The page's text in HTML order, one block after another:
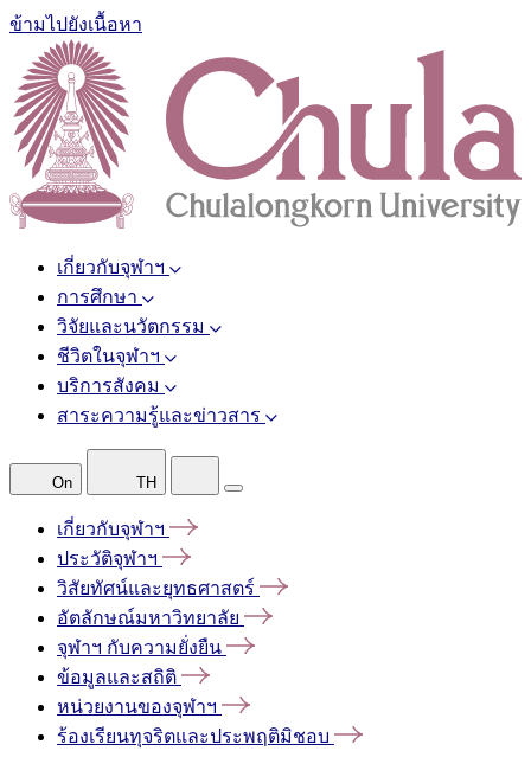
ข้ามไปยังเนื้อหา
เกี่ยวกับจุฬาฯ
การศึกษา
วิจัยและนวัตกรรม
ชีวิตในจุฬาฯ
บริการสังคม
สาระความรู้และข่าวสาร
On TH
เกี่ยวกับจุฬาฯ
ประวัติจุฬาฯ
วิสัยทัศน์และยุทธศาสตร์
อัตลักษณ์มหาวิทยาลัย
จุฬาฯ กับความยั่งยืน
ข้อมูลและสถิติ
หน่วยงานของจุฬาฯ
ร้องเรียนทุจริตและประพฤติมิชอบ